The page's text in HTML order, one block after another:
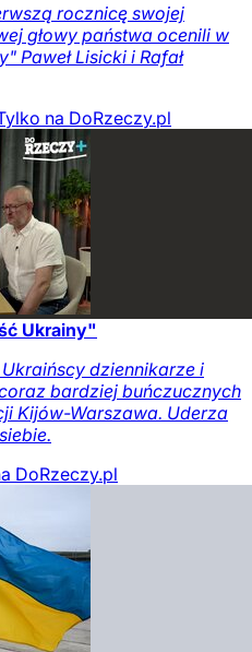
rocznicę swojej
głowy państwa ocenili w
Paweł Lisicki i Rafał
na DoRzeczy.pl
Ukrainy"
Ukraińscy dziennikarze i
bardziej buńczucznych
Kijów-Warszawa. Uderza
DoRzeczy.pl